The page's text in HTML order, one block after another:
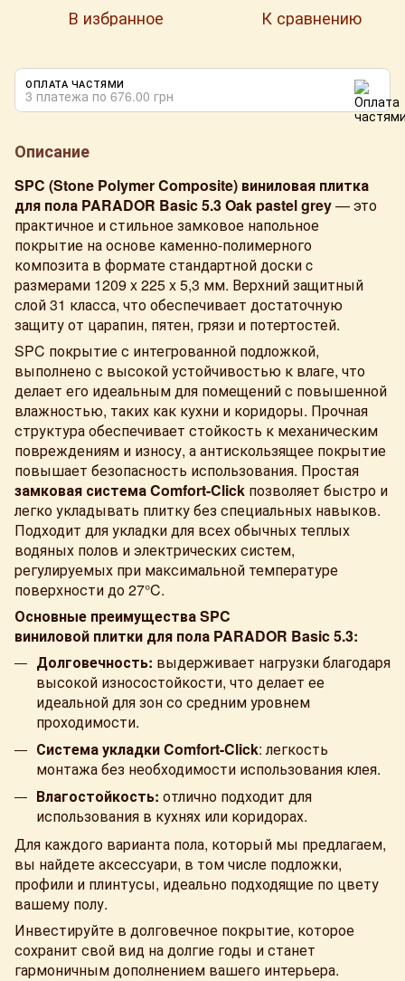
В избранное К сравнению
ОПЛАТА ЧАСТЯМИ
3 платежа по 676.00 грн
Описание
SPC (Stone Polymer Composite) виниловая плитка
для пола PARADOR Basic 5.3 Oak pastel grey— это
практичное и стильное замковое напольное
покрытие на основе каменно-полимерного
композита в формате стандартной доски c
размерами 1209 x 225 x 5,3 мм. Верхний защитный
слой 31 класса, что обеспечивает достаточную
защиту от царапин, пятен, грязи и потертостей.
SPC покрытие с интегрованной подложкой,
выполнено с высокой устойчивостью к влаге, что
делает его идеальным для помещений с повышенной
влажностью, таких как кухни и коридоры. Прочная
структура обеспечивает стойкость к механическим
повреждениям и износу, а антискользящее покрытие
повышает безопасность использования. Простая
замковая система Comfort-Click позволяет быстро и
легко укладывать плитку без специальных навыков.
Подходит для укладки для всех обычных теплых
водяных полов и электрических систем,
регулируемых при максимальной температуре
поверхности до 27°C.
Основные преимущества SPC
виниловой плитки для пола PARADOR Basic 5.3:
Долговечность: выдерживает нагрузки благодаря
высокой износостойкости, что делает ее
идеальной для зон со средним уровнем
проходимости.
Система укладкиComfort-Click: легкость
монтажа без необходимости использования клея.
Влагостойкость: отлично подходит для
использования в кухнях или коридорах.
Для каждого варианта пола, который мы предлагаем,
вы найдете аксессуари, в том числе подложки,
профили и плинтусы, идеально подходящие по цвету
вашему полу.
Инвестируйте в долговечное покрытие, которое
сохранит свой вид на долгие годы и станет
гармоничным дополнением вашего интерьера.